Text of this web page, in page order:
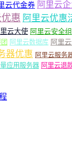
云代金券 阿里云
惠 阿里云优惠
云大使 阿里云安全组
阿里云数据库 阿里
器优惠 阿里云服务
应用服务器 阿里云退